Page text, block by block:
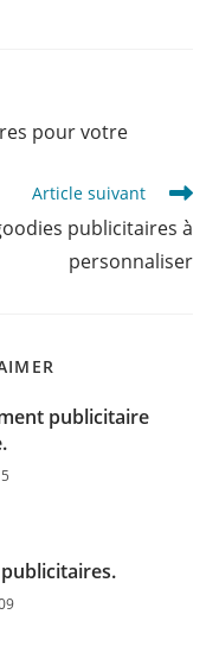
pour votre
Article suivant
publicitaires à
personnaliser
publicitaire